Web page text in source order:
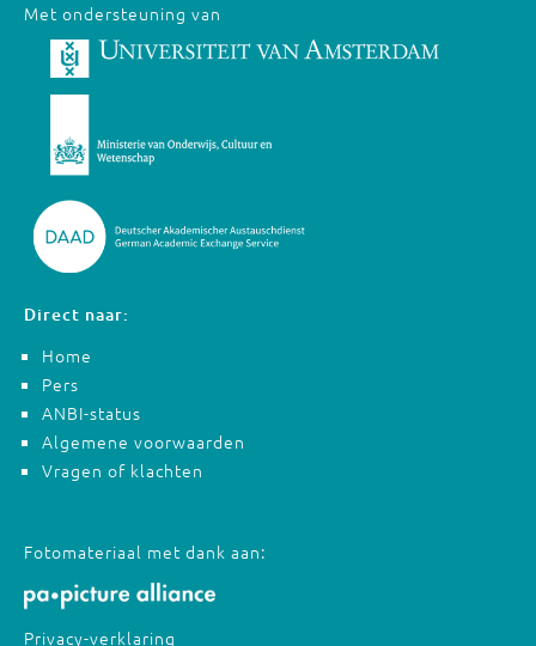
Met ondersteuning van
Direct naar:
Home
Pers
ANBI-status
Algemene voorwaarden
Vragen of klachten
Fotomateriaal met dank aan:
Privacy-verklaring